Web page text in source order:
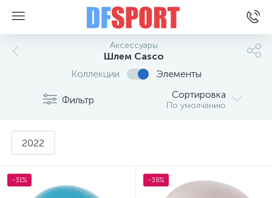
Аксессуары
Шлем Casco
Коллекции
Элементы
Фильтр Сортировка
По умолчанию
2022
-31% -38%